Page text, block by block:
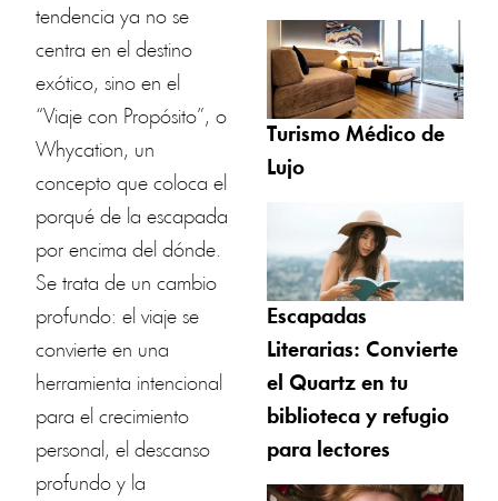
tendencia ya no se
centra en el destino
exótico, sino en el
“Viaje con Propósito”, o
Whycation, un
concepto que coloca el
porqué de la escapada
por encima del dónde.
Se trata de un cambio
profundo: el viaje se
convierte en una
herramienta intencional
para el crecimiento
personal, el descanso
profundo y la
Turismo Médico de
Lujo
Escapadas
Literarias: Convierte
el Quartz en tu
biblioteca y refugio
para lectores